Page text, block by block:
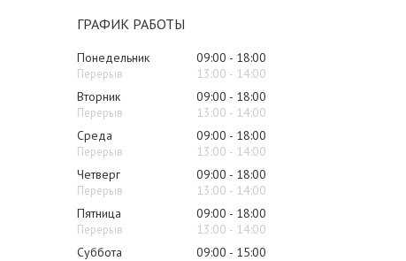
ГРАФИК РАБОТЫ
Понедельник 09:00
18:00
13:00
14:00
Вторник
09:00
18:00
13:00
14:00
Среда
09:00
18:00
13:00
14:00
Четверг
09:00
18:00
13:00
14:00
Пятница
09:00
18:00
13:00
14:00
Суббота
09:00
15:00